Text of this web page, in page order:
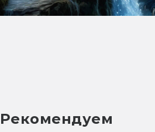
Рекомендуем